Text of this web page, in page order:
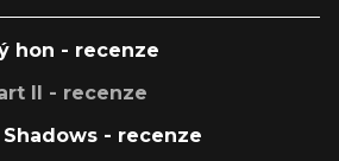
hon - recenze
II - recenze
- recenze